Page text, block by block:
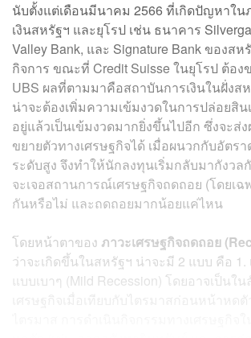
นับตั้งแต่เดือนมีนาคม 2566 ที่เกิดปัญหาใ
เงินสหรัฐฯ และยุโรป เช่น ธนาคาร
Valley Bank, และ Signature Bank ของสห
กิจการ ขณะที่ Credit Suisse ในยุโรป ต้อง
UBS ผลที่ตามมาคือสถาบันการเงินในฝั่งส
น่าจะต้องเพิ่มความเข้มงวดในการปล่อยสิน
อยู่แล้วเป็นเข้มงวดมากยิ่งขึ้นไปอีก ซึ่งจะส่
ขยายตัวทางเศรษฐกิจได้ เมื่อผนวกกับอัตร
ระดับสูง จึงทำให้นักลงทุนเริ่มกลับมากังวล
จะเจอสถานการณ์เศรษฐกิจถดถอย (โดยเฉ
กันหรือไม่ และถดถอยมากน้อยแค่ไหน
โดยหน้าตาของ ภาวะเศรษฐกิจถดถอย
ว่าจะเกิดขึ้นในสหรัฐฯ น่าจะมี 2 แบบ คือ 1.
แบบเบาๆ (Mild Recession) โดยอาจเป็นใ